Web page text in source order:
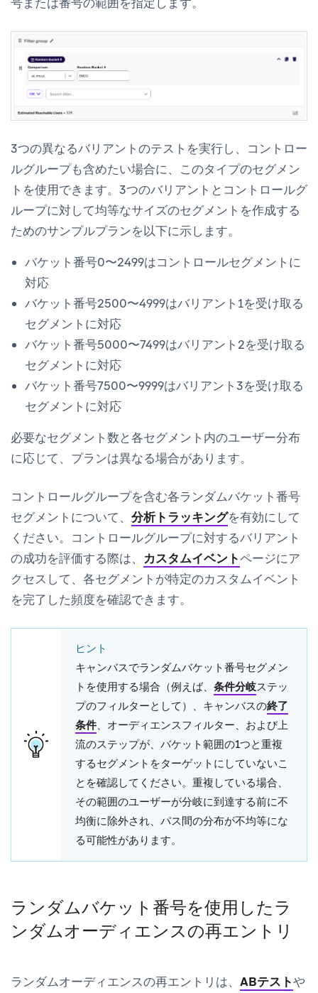
3つの異なるバリアントのテストを実行し、コントロー
ルグループも含めたい場合に、このタイプのセグメン
トを使用できます。3つのバリアントとコントロールグ
ループに対して均等なサイズのセグメントを作成する
ためのサンプルプランを以下に示します。
バケット番号0〜2499はコントロールセグメントに
対応
バケット番号2500〜4999はバリアント1を受け取る
セグメントに対応
バケット番号5000〜7499はバリアント2を受け取る
セグメントに対応
バケット番号7500〜9999はバリアント3を受け取る
セグメントに対応
必要なセグメント数と各セグメント内のユーザー分布
に応じて、プランは異なる場合があります。
コントロールグループを含む各ランダムバケット番号
セグメントについて、 分析トラッキングを有効にして
ください。コントロールグループに対するバリアント
の成功を評価する際は、 カスタムイベントページにア
クセスして、各セグメントが特定のカスタムイベント
を完了した頻度を確認できます。
ヒント
キャンバスでランダムバケット番号セグメン
トを使用する場合（例えば、 条件分岐ステッ
プのフィルターとして）、キャンバスの終了
条件、オーディエンスフィルター、および上
流のステップが、バケット範囲の1つと重複
するセグメントをターゲットにしていないこ
とを確認してください。重複している場合、
その範囲のユーザーが分岐に到達する前に不
均衡に除外され、パス間の分布が不均等にな
る可能性があります。
ランダムバケット番号を使用したラ
ンダムオーディエンスの再エントリ
ランダムオーディエンスの再エントリは、 ABテストや